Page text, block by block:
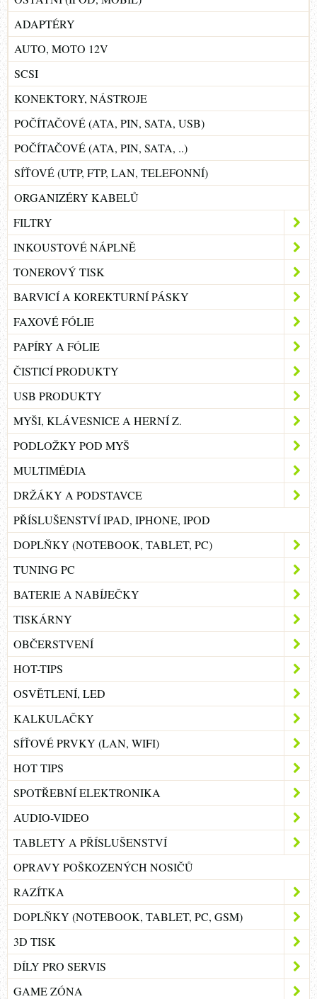
ADAPTÉRY
AUTO, MOTO 12V
SCSI
KONEKTORY, NÁSTROJE
POČÍTAČOVÉ (ATA, PIN, SATA, USB)
POČÍTAČOVÉ (ATA, PIN, SATA, ..)
SÍŤOVÉ (UTP, FTP, LAN, TELEFONNÍ)
ORGANIZÉRY KABELŮ
FILTRY
INKOUSTOVÉ NÁPLNĚ
TONEROVÝ TISK
BARVICÍ A KOREKTURNÍ PÁSKY
FAXOVÉ FÓLIE
PAPÍRY A FÓLIE
ČISTICÍ PRODUKTY
USB PRODUKTY
MYŠI, KLÁVESNICE A HERNÍ Z.
PODLOŽKY POD MYŠ
MULTIMÉDIA
DRŽÁKY A PODSTAVCE
PŘÍSLUŠENSTVÍ IPAD, IPHONE, IPOD
DOPLŇKY (NOTEBOOK, TABLET, PC)
TUNING PC
BATERIE A NABÍJEČKY
TISKÁRNY
OBČERSTVENÍ
HOT-TIPS
OSVĚTLENÍ, LED
KALKULAČKY
SÍŤOVÉ PRVKY (LAN, WIFI)
HOT TIPS
SPOTŘEBNÍ ELEKTRONIKA
AUDIO-VIDEO
TABLETY A PŘÍSLUŠENSTVÍ
OPRAVY POŠKOZENÝCH NOSIČŮ
RAZÍTKA
DOPLŇKY (NOTEBOOK, TABLET, PC, GSM)
3D TISK
DÍLY PRO SERVIS
GAME ZÓNA